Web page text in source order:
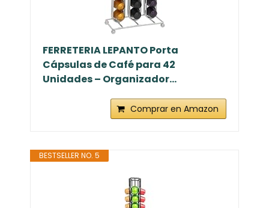
FERRETERIA LEPANTO Porta
Cápsulas de Café para 42
Unidades – Organizador...
Comprar en Amazon
BESTSELLER NO. 5